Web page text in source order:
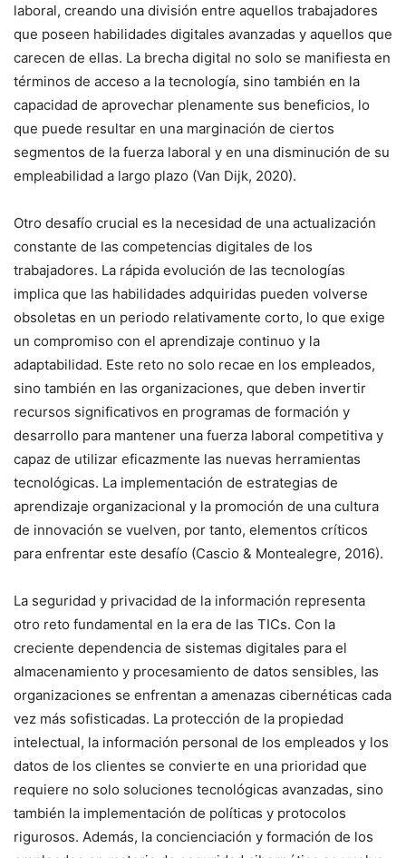
laboral, creando una división entre aquellos trabajadores
que poseen habilidades digitales avanzadas y aquellos que
carecen de ellas. La brecha digital no solo se manifiesta en
términos de acceso a la tecnología, sino también en la
capacidad de aprovechar plenamente sus beneficios, lo
que puede resultar en una marginación de ciertos
segmentos de la fuerza laboral y en una disminución de su
empleabilidad a largo plazo (Van Dijk, 2020).
Otro desafío crucial es la necesidad de una actualización
constante de las competencias digitales de los
trabajadores. La rápida evolución de las tecnologías
implica que las habilidades adquiridas pueden volverse
obsoletas en un periodo relativamente corto, lo que exige
un compromiso con el aprendizaje continuo y la
adaptabilidad. Este reto no solo recae en los empleados,
sino también en las organizaciones, que deben invertir
recursos significativos en programas de formación y
desarrollo para mantener una fuerza laboral competitiva y
capaz de utilizar eficazmente las nuevas herramientas
tecnológicas. La implementación de estrategias de
aprendizaje organizacional y la promoción de una cultura
de innovación se vuelven, por tanto, elementos críticos
para enfrentar este desafío (Cascio & Montealegre, 2016).
La seguridad y privacidad de la información representa
otro reto fundamental en la era de las TICs. Con la
creciente dependencia de sistemas digitales para el
almacenamiento y procesamiento de datos sensibles, las
organizaciones se enfrentan a amenazas cibernéticas cada
vez más sofisticadas. La protección de la propiedad
intelectual, la información personal de los empleados y los
datos de los clientes se convierte en una prioridad que
requiere no solo soluciones tecnológicas avanzadas, sino
también la implementación de políticas y protocolos
rigurosos. Además, la concienciación y formación de los